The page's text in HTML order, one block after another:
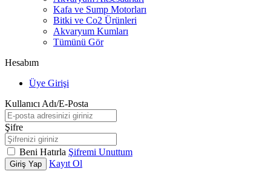
Kafa ve Sump Motorları
Bitki ve Co2 Ürünleri
Akvaryum Kumları
Tümünü Gör
Hesabım
Üye Girişi
Kullanıcı Adı/E-Posta
Şifre
Beni Hatırla Şifremi Unuttum
Giriş Yap Kayıt Ol